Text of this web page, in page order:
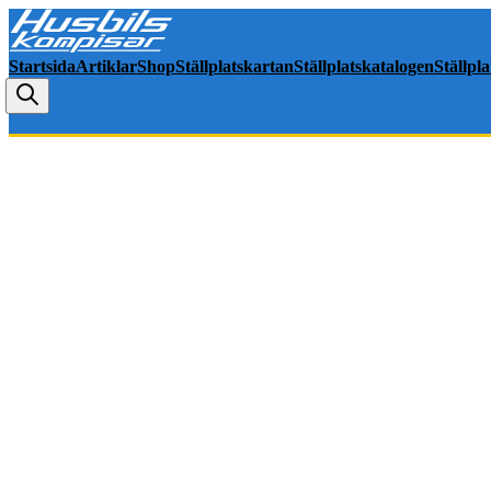
StartsidaArtiklarShopStällplatskartanStällplatskatalogen